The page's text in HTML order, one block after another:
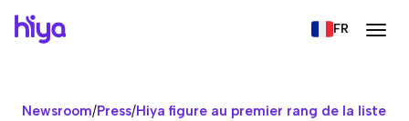
FR
Newsroom/Press/Hiya figure au premier rang de la liste